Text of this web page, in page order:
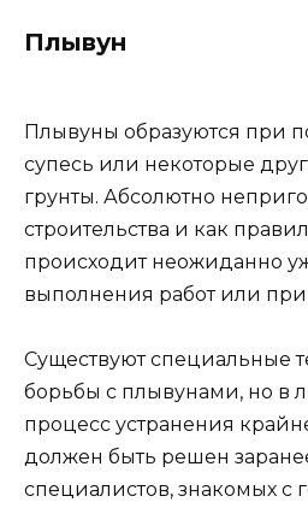
Плывун
Плывуны образуются при
супесь или некоторые
грунты. Абсолютно
строительства и как
происходит неожиданно
выполнения работ или
Существуют специальные
борьбы с плывунами, но в
процесс устранения
должен быть решен
специалистов, знакомых с